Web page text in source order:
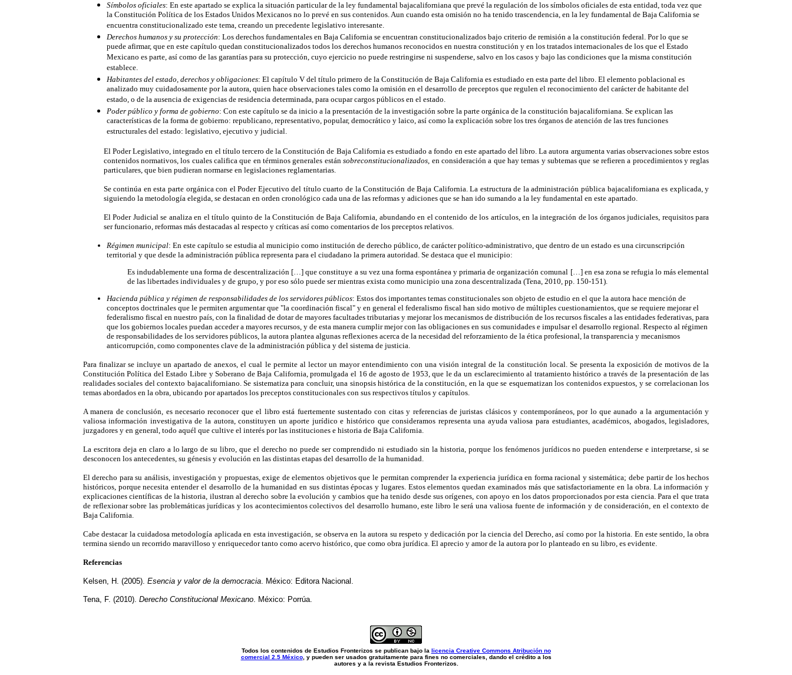
Símbolos oficiales: En este apartado se explica la situación particular de la ley fundamental bajacaliforniana que prevé la regulación de los símbolos oficiales de esta entidad, toda vez que
la Constitución Política de los Estados Unidos Mexicanos no lo prevé en sus contenidos. Aun cuando esta omisión no ha tenido trascendencia, en la ley fundamental de Baja California se
encuentra constitucionalizado este tema, creando un precedente legislativo interesante.
Derechos humanos y su protección: Los derechos fundamentales en Baja California se encuentran constitucionalizados bajo criterio de remisión a la constitución federal. Por lo que se
puede afirmar, que en este capítulo quedan constitucionalizados todos los derechos humanos reconocidos en nuestra constitución y en los tratados internacionales de los que el Estado
Mexicano es parte, así como de las garantías para su protección, cuyo ejercicio no puede restringirse ni suspenderse, salvo en los casos y bajo las condiciones que la misma constitución
establece.
Habitantes del estado, derechos y obligaciones: El capítulo V del título primero de la Constitución de Baja California es estudiado en esta parte del libro. El elemento poblacional es
analizado muy cuidadosamente por la autora, quien hace observaciones tales como la omisión en el desarrollo de preceptos que regulen el reconocimiento del carácter de habitante del
estado, o de la ausencia de exigencias de residencia determinada, para ocupar cargos públicos en el estado.
Poder público y forma de gobierno: Con este capítulo se da inicio a la presentación de la investigación sobre la parte orgánica de la constitución bajacaliforniana. Se explican las
características de la forma de gobierno: republicano, representativo, popular, democrático y laico, así como la explicación sobre los tres órganos de atención de las tres funciones
estructurales del estado: legislativo, ejecutivo y judicial.
El Poder Legislativo, integrado en el título tercero de la Constitución de Baja California es estudiado a fondo en este apartado del libro. La autora argumenta varias observaciones sobre estos
contenidos normativos, los cuales califica que en términos generales estánsobreconstitucionalizados, en consideración a que hay temas y subtemas que se refieren a procedimientos y reglas
particulares, que bien pudieran normarse en legislaciones reglamentarias.
Se continúa en esta parte orgánica con el Poder Ejecutivo del título cuarto de la Constitución de Baja California. La estructura de la administración pública bajacaliforniana es explicada, y
siguiendo la metodología elegida, se destacan en orden cronológico cada una de las reformas y adiciones que se han ido sumando a la ley fundamental en este apartado.
El Poder Judicial se analiza en el título quinto de la Constitución de Baja California, abundando en el contenido de los artículos, en la integración de los órganos judiciales, requisitos para
ser funcionario, reformas más destacadas al respecto y críticas así como comentarios de los preceptos relativos.
Régimen municipal: En este capítulo se estudia al municipio como institución de derecho público, de carácter político-administrativo, que dentro de un estado es una circunscripción
territorial y que desde la administración pública representa para el ciudadano la primera autoridad. Se destaca que el municipio:
Es indudablemente una forma de descentralización […] que constituye a su vez una forma espontánea y primaria de organización comunal […] en esa zona se refugia lo más elemental
de las libertades individuales y de grupo, y por eso sólo puede ser mientras exista como municipio una zona descentralizada (Tena, 2010, pp. 150-151).
Hacienda pública y régimen de responsabilidades de los servidores públicos: Estos dos importantes temas constitucionales son objeto de estudio en el que la autora hace mención de
conceptos doctrinales que le permiten argumentar que "la coordinación fiscal" y en general el federalismo fiscal han sido motivo de múltiples cuestionamientos, que se requiere mejorar el
federalismo fiscal en nuestro país, con la finalidad de dotar de mayores facultades tributarias y mejorar los mecanismos de distribución de los recursos fiscales a las entidades federativas, para
que los gobiernos locales puedan acceder a mayores recursos, y de esta manera cumplir mejor con las obligaciones en sus comunidades e impulsar el desarrollo regional. Respecto al régimen
de responsabilidades de los servidores públicos, la autora plantea algunas reflexiones acerca de la necesidad del reforzamiento de la ética profesional, la transparencia y mecanismos
anticorrupción, como componentes clave de la administración pública y del sistema de justicia.
Para finalizar se incluye un apartado de anexos, el cual le permite al lector un mayor entendimiento con una visión integral de la constitución local. Se presenta la exposición de motivos de la
Constitución Política del Estado Libre y Soberano de Baja California, promulgada el 16 de agosto de 1953, que le da un esclarecimiento al tratamiento histórico a través de la presentación de las
realidades sociales del contexto bajacaliforniano. Se sistematiza para concluir, una sinopsis histórica de la constitución, en la que se esquematizan los contenidos expuestos, y se correlacionan los
temas abordados en la obra, ubicando por apartados los preceptos constitucionales con sus respectivos títulos y capítulos.
A manera de conclusión, es necesario reconocer que el libro está fuertemente sustentado con citas y referencias de juristas clásicos y contemporáneos, por lo que aunado a la argumentación y
valiosa información investigativa de la autora, constituyen un aporte jurídico e histórico que consideramos representa una ayuda valiosa para estudiantes, académicos, abogados, legisladores,
juzgadores y en general, todo aquél que cultive el interés por las instituciones e historia de Baja California.
La escritora deja en claro a lo largo de su libro, que el derecho no puede ser comprendido ni estudiado sin la historia, porque los fenómenos jurídicos no pueden entenderse e interpretarse, si se
desconocen los antecedentes, su génesis y evolución en las distintas etapas del desarrollo de la humanidad.
El derecho para su análisis, investigación y propuestas, exige de elementos objetivos que le permitan comprender la experiencia jurídica en forma racional y sistemática; debe partir de los hechos
históricos, porque necesita entender el desarrollo de la humanidad en sus distintas épocas y lugares. Estos elementos quedan examinados más que satisfactoriamente en la obra. La información y
explicaciones científicas de la historia, ilustran al derecho sobre la evolución y cambios que ha tenido desde sus orígenes, con apoyo en los datos proporcionados por esta ciencia. Para el que trata
de reflexionar sobre las problemáticas jurídicas y los acontecimientos colectivos del desarrollo humano, este libro le será una valiosa fuente de información y de consideración, en el contexto de
Baja California.
Cabe destacar la cuidadosa metodología aplicada en esta investigación, se observa en la autora su respeto y dedicación por la ciencia del Derecho, así como por la historia. En este sentido, la obra
termina siendo un recorrido maravilloso y enriquecedor tanto como acervo histórico, que como obra jurídica. El aprecio y amor de la autora por lo planteado en su libro, es evidente.
Referencias
Kelsen, H. (2005). Esencia y valor de la democracia. México: Editora Nacional.
Tena, F. (2010). Derecho Constitucional Mexicano. México: Porrúa.
Todos los contenidos de Estudios Fronterizos se publican bajo la licencia Creative Commons Atribución no
comercial 2.5 México, y pueden ser usados gratuitamente para fines no comerciales, dando el crédito a los
autores y a la revista Estudios Fronterizos.